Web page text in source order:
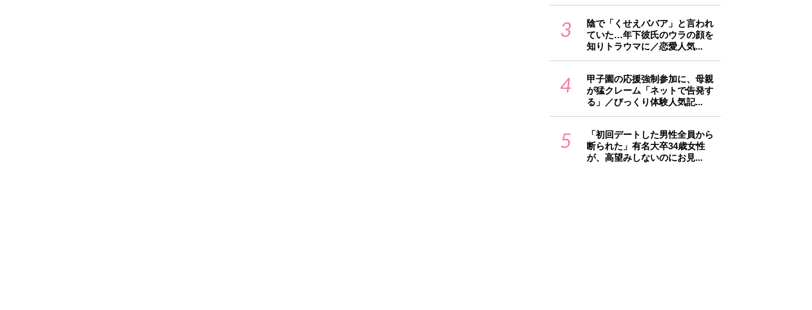
3
陰で「くせえババア」と言われ
ていた…年下彼氏のウラの顔を
知りトラウマに／恋愛人気...
4
甲子園の応援強制参加に、母親
が猛クレーム「ネットで告発す
る」／びっくり体験人気記...
5
「初回デートした男性全員から
断られた」有名大卒34歳女性
が、高望みしないのにお見...